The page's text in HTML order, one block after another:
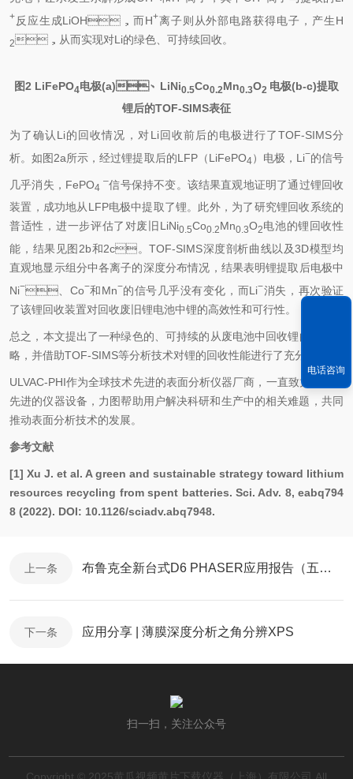
+ 反应生成LiOH，而H+离子则从外部电路获得电子，产生H
2，从而实现对Li的绿色、可持续回收。
图2 LiFePO4电极(a)、LiNi0.5Co0.2Mn0.3O2 电极(b-c)提取
锂后的TOF-SIMS表征
为了确认Li的回收情况，对Li回收前后的电极进行了TOF-SIMS分
析。如图2a所示，经过锂提取后的LFP（LiFePO4）电极，Li−的信号
几乎消失，FePO4
–信号保持不变。该结果直观地证明了通过锂回收
装置，成功地从LFP电极中提取了锂。此外，为了研究锂回收系统的
普适性，进一步评估了对废旧LiNi0.5Co0.2Mn0.3O2电池的锂回收性
能，结果见图2b和2c。TOF-SIMS深度剖析曲线以及3D模型均
直观地显示组分中各离子的深度分布情况，结果表明锂提取后电极中
Ni−、Co−和Mn−的信号几乎没有变化，而Li−消失，再次验证
了该锂回收装置对回收废旧锂电池中锂的高效性和可行性。
总之，本文提出了一种绿色的、可持续的从废电池中回收锂的新型战
略，并借助TOF-SIMS等分析技术对锂的回收性能进行了充分验证。
ULVAC-PHI作为全球技术先进的表面分析仪器厂商，一直致力于开发
先进的仪器设备，力图帮助用户解决科研和生产中的相关难题，共同
推动表面分析技术的发展。
参考文献
[1] Xu J. et al. A green and sustainable strategy toward lithium
resources recycling from spent batteries. Sci. Adv. 8, eabq794
8 (2022). DOI: 10.1126/sciadv.abq7948.
上一条 布鲁克全新台式D6 PHASER应用报告（五）—残余应力分析
下一条 应用分享 | 薄膜深度分析之角分辨XPS
扫一扫，关注公众号
Copyright © 2025黄瓜视频黄片下载仪器（上海）有限公司 All
电话咨询